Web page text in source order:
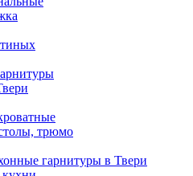
трюмо
гарнитуры в Твери